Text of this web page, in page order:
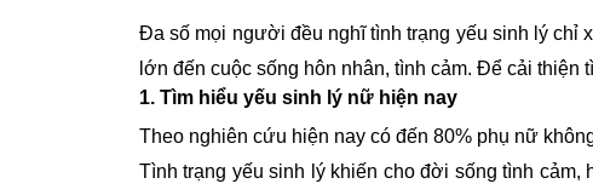
Đa số mọi người đều nghĩ tình trạng yếu sinh lý chỉ
lớn đến cuộc sống hôn nhân, tình cảm. Để cải thiện
1. Tìm hiểu yếu sinh lý nữ hiện nay
Theo nghiên cứu hiện nay có đến 80% phụ nữ
Tình trạng yếu sinh lý khiến cho đời sống tình